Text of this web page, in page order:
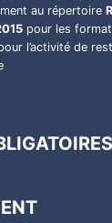
au répertoire
pour les
l’activité de